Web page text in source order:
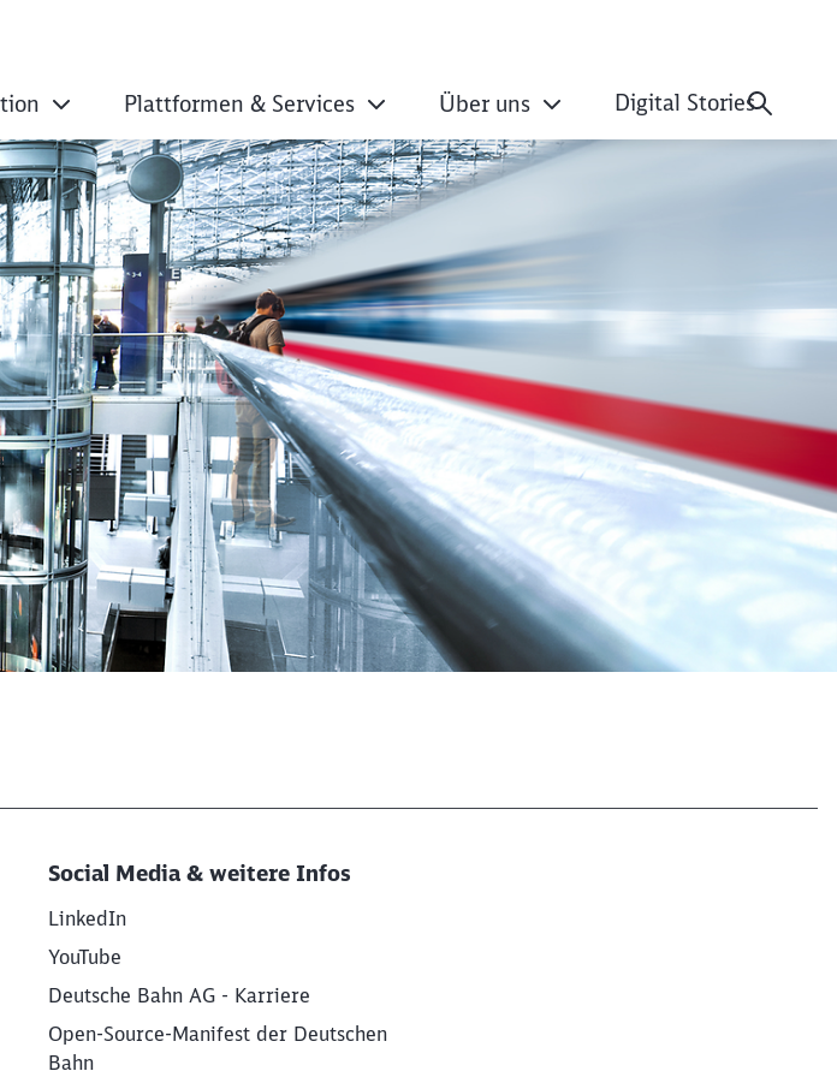
Plattformen & Services Über uns Digital Stories
Social Media & weitere Infos
LinkedIn
YouTube
Deutsche Bahn AG - Karriere
Open-Source-Manifest der Deutschen
Bahn
Schließen
werden?